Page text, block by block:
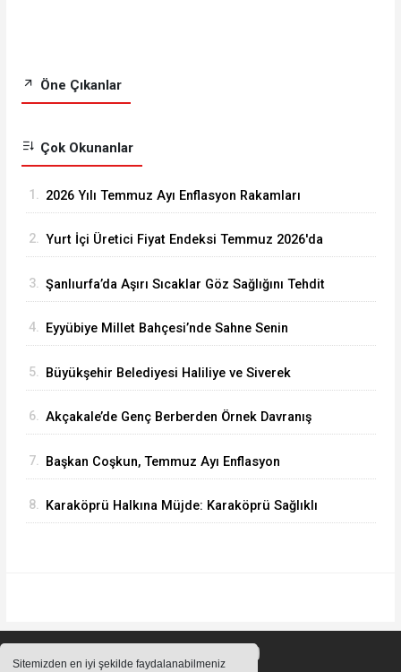
Sitemizden en iyi şekilde faydalanabilmeniz
Öne Çıkanlar
Çok Okunanlar
1. 2026 Yılı Temmuz Ayı Enflasyon Rakamları
2. Yurt İçi Üretici Fiyat Endeksi Temmuz 2026'da
3. Şanlıurfa’da Aşırı Sıcaklar Göz Sağlığını Tehdit
4. Eyyübiye Millet Bahçesi’nde Sahne Senin
5. Büyükşehir Belediyesi Haliliye ve Siverek
6. Akçakale’de Genç Berberden Örnek Davranış
7. Başkan Coşkun, Temmuz Ayı Enflasyon
8. Karaköprü Halkına Müjde: Karaköprü Sağlıklı